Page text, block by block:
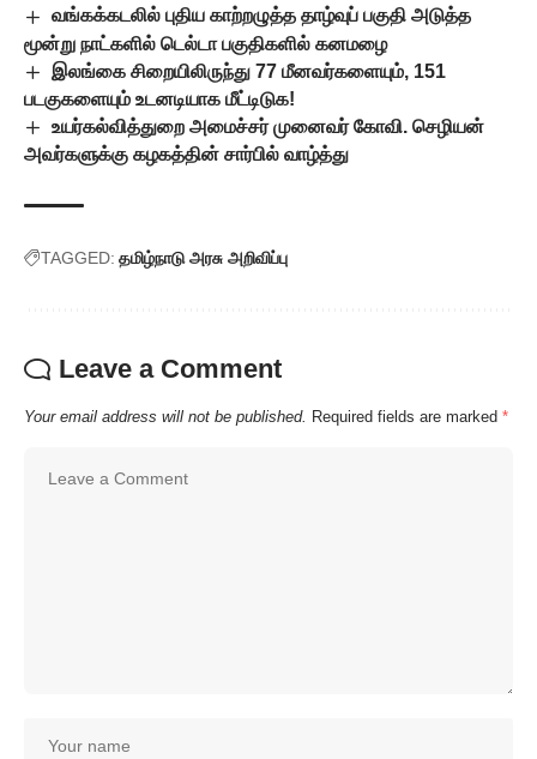
வங்கக்கடலில் புதிய காற்றழுத்த தாழ்வுப் பகுதி அடுத்த
மூன்று நாட்களில் டெல்டா பகுதிகளில் கனமழை
இலங்கை சிறையிலிருந்து 77 மீனவர்களையும், 151
படகுகளையும் உடனடியாக மீட்டிடுக!
உயர்கல்வித்துறை அமைச்சர் முனைவர் கோவி. செழியன்
அவர்களுக்கு கழகத்தின் சார்பில் வாழ்த்து
TAGGED: தமிழ்நாடு அரசு அறிவிப்பு
Leave a Comment
Your email address will not be published. Required fields are marked *